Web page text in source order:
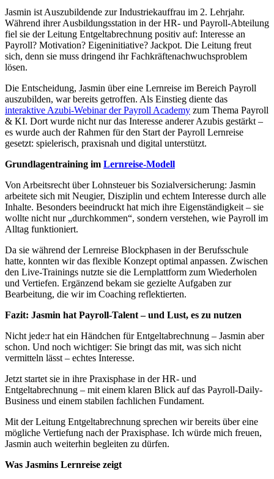
Jasmin ist Auszubildende zur Industriekauffrau im 2. Lehrjahr.
Während ihrer Ausbildungsstation in der HR- und Payroll-Abteilung
fiel sie der Leitung Entgeltabrechnung positiv auf: Interesse an
Payroll? Motivation? Eigeninitiative? Jackpot. Die Leitung freut
sich, denn sie muss dringend ihr Fachkräftenachwuchsproblem
lösen.
Die Entscheidung, Jasmin über eine Lernreise im Bereich Payroll
auszubilden, war bereits getroffen. Als Einstieg diente das
interaktive Azubi-Webinar der Payroll Academy zum Thema Payroll
& KI. Dort wurde nicht nur das Interesse anderer Azubis gestärkt –
es wurde auch der Rahmen für den Start der Payroll Lernreise
gesetzt: spielerisch, praxisnah und digital unterstützt.
Grundlagentraining im Lernreise-Modell
Von Arbeitsrecht über Lohnsteuer bis Sozialversicherung: Jasmin
arbeitete sich mit Neugier, Disziplin und echtem Interesse durch alle
Inhalte. Besonders beeindruckt hat mich ihre Eigenständigkeit – sie
wollte nicht nur „durchkommen“, sondern verstehen, wie Payroll im
Alltag funktioniert.
Da sie während der Lernreise Blockphasen in der Berufsschule
hatte, konnten wir das flexible Konzept optimal anpassen. Zwischen
den Live-Trainings nutzte sie die Lernplattform zum Wiederholen
und Vertiefen. Ergänzend bekam sie gezielte Aufgaben zur
Bearbeitung, die wir im Coaching reflektierten.
Fazit: Jasmin hat Payroll-Talent – und Lust, es zu nutzen
Nicht jede:r hat ein Händchen für Entgeltabrechnung – Jasmin aber
schon. Und noch wichtiger: Sie bringt das mit, was sich nicht
vermitteln lässt – echtes Interesse.
Jetzt startet sie in ihre Praxisphase in der HR- und
Entgeltabrechnung – mit einem klaren Blick auf das Payroll-Daily-
Business und einem stabilen fachlichen Fundament.
Mit der Leitung Entgeltabrechnung sprechen wir bereits über eine
mögliche Vertiefung nach der Praxisphase. Ich würde mich freuen,
Jasmin auch weiterhin begleiten zu dürfen.
Was Jasmins Lernreise zeigt